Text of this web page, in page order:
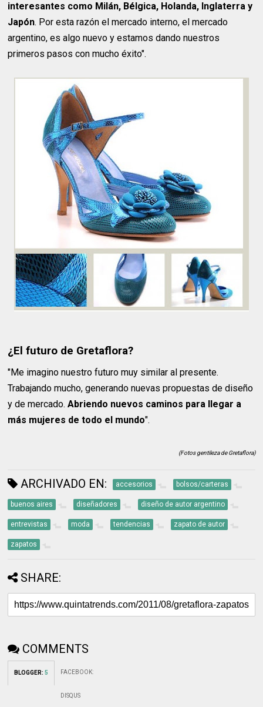
interesantes como Milán, Bélgica, Holanda, Inglaterra y
Japón. Por esta razón el mercado interno, el mercado
argentino, es algo nuevo y estamos dando nuestros
primeros pasos con mucho éxito".
¿El futuro de Gretaflora?
"Me imagino nuestro futuro muy similar al presente.
Trabajando mucho, generando nuevas propuestas de diseño
y de mercado.Abriendo nuevos caminos para llegar a
más mujeres de todo el mundo".
(Fotos gentileza de Gretaflora)
ARCHIVADO EN: accesorios bolsos/carteras
buenos aires diseñadores diseño de autor argentino
entrevistas moda tendencias zapato de autor
zapatos
SHARE:
COMMENTS
BLOGGER:5 FACEBOOK:
DISQUS